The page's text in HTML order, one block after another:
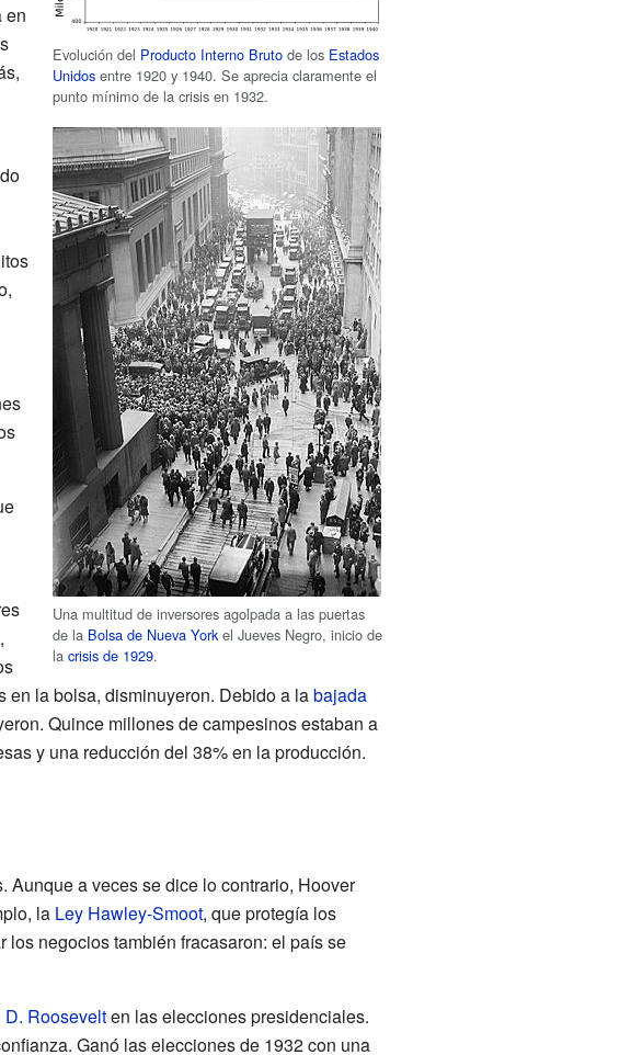
Evolución del Producto Interno Bruto de los Estados
Unidos entre 1920 y 1940. Se aprecia claramente el
punto mínimo de la crisis en 1932.
Una multitud de inversores agolpada a las puertas
de la Bolsa de Nueva Yorkel Jueves Negro, inicio de
lacrisis de 1929.
en
en la bolsa, disminuyeron. Debido a labajada
Quince millones de campesinos estaban a
y una reducción del 38% en la producción.
a veces se dice lo contrario, Hoover
la Ley Hawley-Smoot, que protegía los
negocios también fracasaron: el país se
D. Roosevelten las elecciones presidenciales.
Ganó las elecciones de 1932 con una